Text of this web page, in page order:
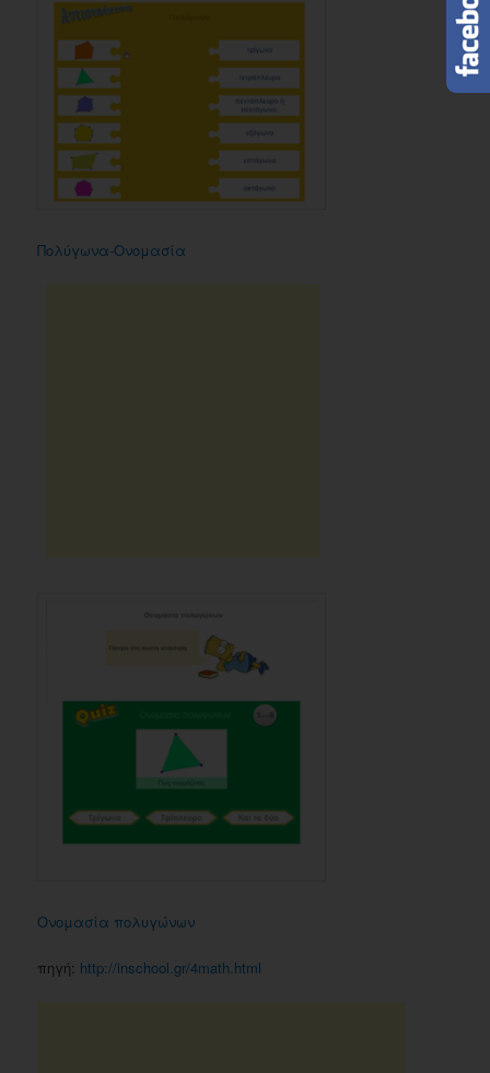
Πολύγωνα-Ονομασία
Ονομασία πολυγώνων
πηγή: http://inschool.gr/4math.html